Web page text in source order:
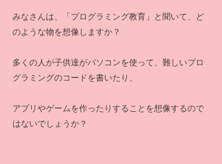
みなさんは、「プログラミング教育」と聞いて、ど
のような物を想像しますか？
多くの人が子供達がパソコンを使って、難しいプロ
グラミングのコードを書いたり、
アプリやゲームを作ったりすることを想像するので
はないでしょうか？